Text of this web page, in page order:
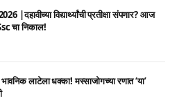
|दहावीच्या विद्यार्थ्यांची प्रतीक्षा संपणार? आज
चा निकाल!
लाटेला धक्का! मस्साजोगच्या रणात ‘या’